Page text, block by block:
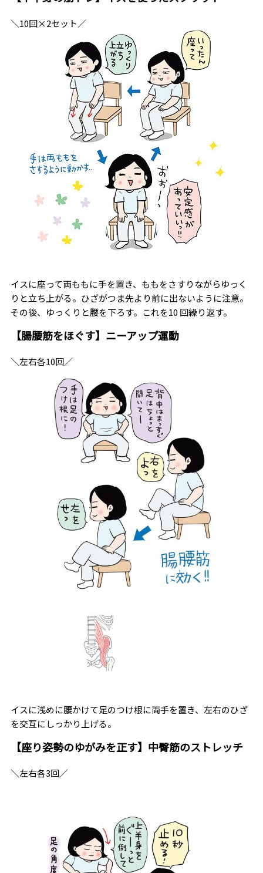
＼10回×2セット／
イスに座って両ももに手を置き、ももをさすりながらゆっく
りと立ち上がる。ひざがつま先より前に出ないように注意。
その後、ゆっくりと腰を下ろす。これを10 回繰り返す。
【腸腰筋をほぐす】ニーアップ運動
＼左右各10回／
イスに浅めに腰かけて足のつけ根に両手を置き、左右のひざ
を交互にしっかり上げる。
【座り姿勢のゆがみを正す】中臀筋のストレッチ
＼左右各3回／